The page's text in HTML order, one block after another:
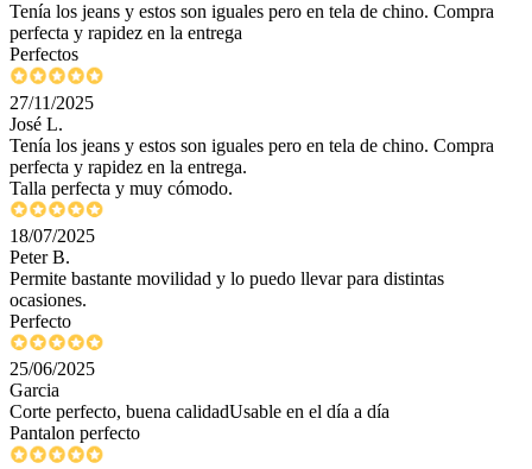
Tenía los jeans y estos son iguales pero en tela de chino. Compra
perfecta y rapidez en la entrega
Perfectos
27/11/2025
José L.
Tenía los jeans y estos son iguales pero en tela de chino. Compra
perfecta y rapidez en la entrega.
Talla perfecta y muy cómodo.
18/07/2025
Peter B.
Permite bastante movilidad y lo puedo llevar para distintas
ocasiones.
Perfecto
25/06/2025
Garcia
Corte perfecto, buena calidadUsable en el día a día
Pantalon perfecto